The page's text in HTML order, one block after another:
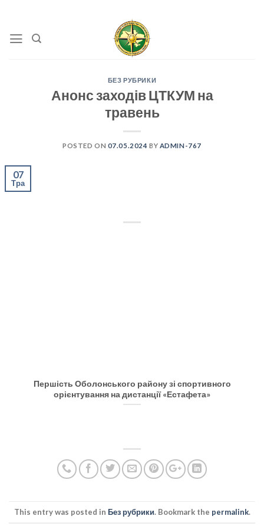
content
БЕЗ РУБРИКИ
Анонс заходів ЦТКУМ на
травень
POSTED ON 07.05.2024 BY ADMIN-767
07
Тра
Першість Оболонського району зі спортивного
орієнтування на дистанції «Естафета»
This entry was posted in Без рубрики. Bookmark the permalink.